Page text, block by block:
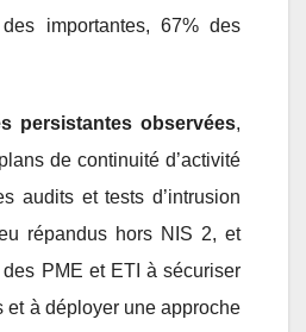
importantes, 67% des
persistantes observées,
de continuité d’activité
audits et tests d’intrusion
répandus hors NIS 2, et
PME et ETI à sécuriser
et à déployer une approche